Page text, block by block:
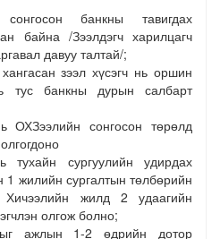
банкны тавигдах
байна /Зээлдэгч харилцагч
давуу талтай/;
зээл хүсэгч нь оршин
тус банкны дурын салбарт
ОХЗээлийн сонгосон төрөлд
тухайн сургуулийн удирдах
1 жилийн сургалтын төлбөрийн
Хичээлийн жилд 2 удаагийн
олгож болно;
ажлын 1-2 өдрийн дотор